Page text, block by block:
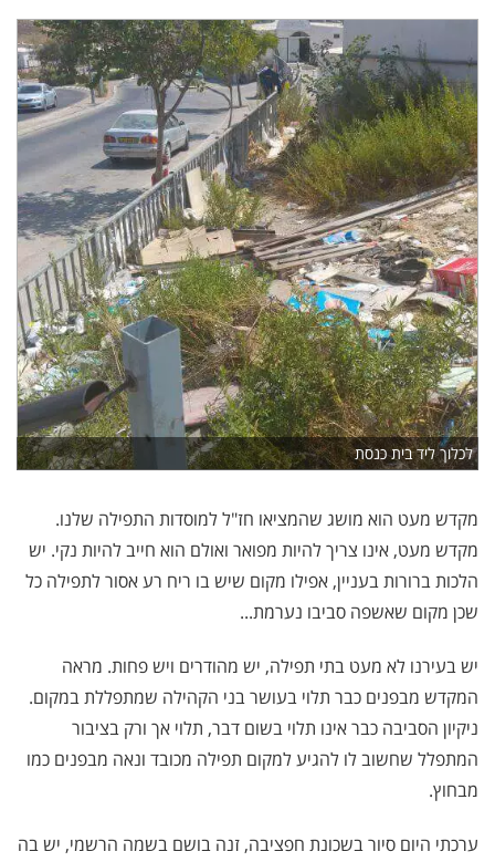
לכלוך ליד בית כנסת
מקדש מעט הוא מושג שהמציאו חז"ל למוסדות התפילה שלנו.
מקדש מעט, אינו צריך להיות מפואר ואולם הוא חייב להיות נקי. יש
הלכות ברורות בעניין, אפילו מקום שיש בו ריח רע אסור לתפילה כל
שכן מקום שאשפה סביבו נערמת...
יש בעירנו לא מעט בתי תפילה, יש מהודרים ויש פחות. מראה
המקדש מבפנים כבר תלוי בעושר בני הקהילה שמתפללת במקום.
ניקיון הסביבה כבר אינו תלוי בשום דבר, תלוי אך ורק בציבור
המתפלל שחשוב לו להגיע למקום תפילה מכובד ונאה מבפנים כמו
מבחוץ.
ערכתי היום סיור בשכונת חפציבה, זנה בושם בשמה הרשמי, יש בה